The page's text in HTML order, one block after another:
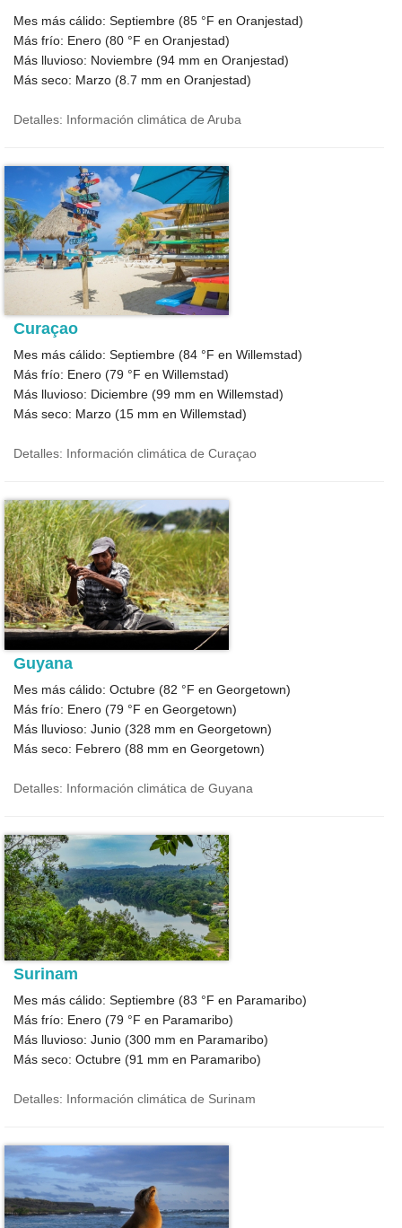
Mes más cálido: Septiembre (85 °F en Oranjestad)
Más frío: Enero (80 °F en Oranjestad)
Más lluvioso: Noviembre (94 mm en Oranjestad)
Más seco: Marzo (8.7 mm en Oranjestad)
Detalles: Información climática de Aruba
Curaçao
Mes más cálido: Septiembre (84 °F en Willemstad)
Más frío: Enero (79 °F en Willemstad)
Más lluvioso: Diciembre (99 mm en Willemstad)
Más seco: Marzo (15 mm en Willemstad)
Detalles: Información climática de Curaçao
Guyana
Mes más cálido: Octubre (82 °F en Georgetown)
Más frío: Enero (79 °F en Georgetown)
Más lluvioso: Junio (328 mm en Georgetown)
Más seco: Febrero (88 mm en Georgetown)
Detalles: Información climática de Guyana
Surinam
Mes más cálido: Septiembre (83 °F en Paramaribo)
Más frío: Enero (79 °F en Paramaribo)
Más lluvioso: Junio (300 mm en Paramaribo)
Más seco: Octubre (91 mm en Paramaribo)
Detalles: Información climática de Surinam